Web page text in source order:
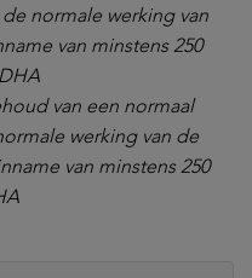
normale werking van
van minstens 250
van een normaal
werking van de
van minstens 250